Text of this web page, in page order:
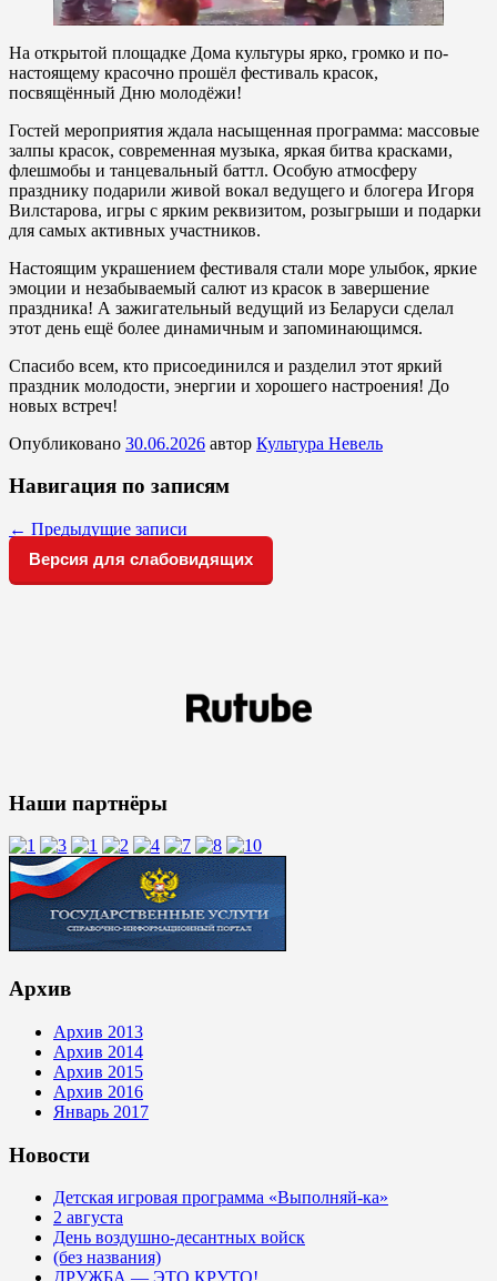
На открытой площадке Дома культуры ярко, громко и по-
настоящему красочно прошёл фестиваль красок,
посвящённый Дню молодёжи!
Гостей мероприятия ждала насыщенная программа: массовые
залпы красок, современная музыка, яркая битва красками,
флешмобы и танцевальный баттл. Особую атмосферу
празднику подарили живой вокал ведущего и блогера Игоря
Вилстарова, игры с ярким реквизитом, розыгрыши и подарки
для самых активных участников.
Настоящим украшением фестиваля стали море улыбок, яркие
эмоции и незабываемый салют из красок в завершение
праздника! А зажигательный ведущий из Беларуси сделал
этот день ещё более динамичным и запоминающимся.
Спасибо всем, кто присоединился и разделил этот яркий
праздник молодости, энергии и хорошего настроения! До
новых встреч!
Опубликовано 30.06.2026 автор Культура Невель
Навигация по записям
← Предыдущие записи
Версия для слабовидящих
Наши партнёры
Архив
Архив 2013
Архив 2014
Архив 2015
Архив 2016
Январь 2017
Новости
Детская игровая программа «Выполняй-ка»
2 августа
День воздушно-десантных войск
(без названия)